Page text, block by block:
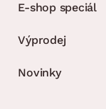
E-shop speciál
Výprodej
Novinky